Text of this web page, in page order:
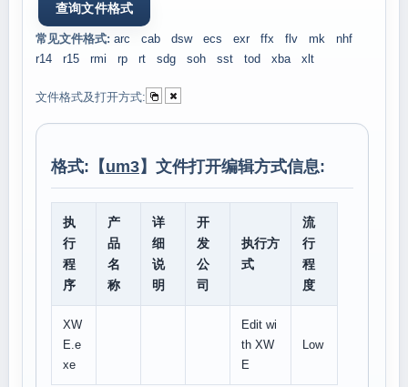
常见文件格式: arc cab dsw ecs exr ffx flv mk
nhf
r14
r15 rmi rp rt sdg soh sst tod xba xlt
文件格式及打开方式:
格式:【um3】文件打开编辑方式信息:
执
行
程
序
产
品
名
称
详
细
说
明
开
发
公
司
执行方
式
流
行
程
度
XW
E.e
xe
Edit wi
th XW
E
Low